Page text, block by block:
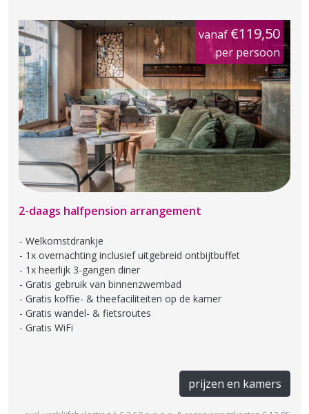
vanaf €119,50
per persoon
2-daags halfpension arrangement
Welkomstdrankje
1x overnachting inclusief uitgebreid ontbijtbuffet
1x heerlijk 3-gangen diner
Gratis gebruik van binnenzwembad
Gratis koffie- & theefaciliteiten op de kamer
Gratis wandel- & fietsroutes
Gratis WiFi
prijzen en kamers